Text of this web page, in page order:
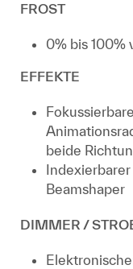
FROST
0% bis 100%
EFFEKTE
beide
Beamshaper
DIMMER /